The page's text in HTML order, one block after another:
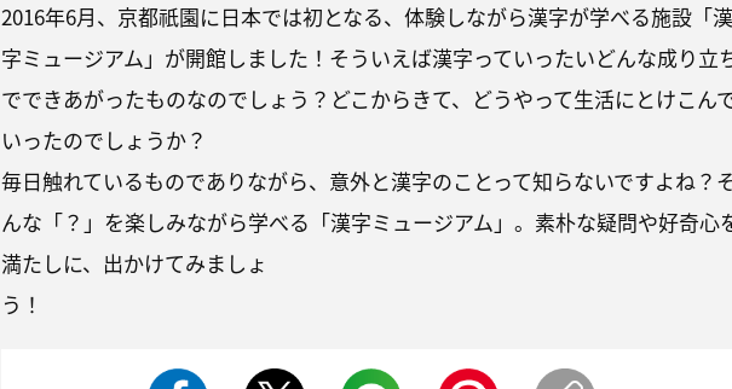
2016年6月、京都祇園に日本では初となる、体験しながら漢字が学べる施設「漢
字ミュージアム」が開館しました！そういえば漢字っていったいどんな成り立
でできあがったものなのでしょう？どこからきて、どうやって生活にとけこん
いったのでしょうか？
毎日触れているものでありながら、意外と漢字のことって知らないですよね？
んな「？」を楽しみながら学べる「漢字ミュージアム」。素朴な疑問や好奇心
満たしに、出かけてみましょ
う！